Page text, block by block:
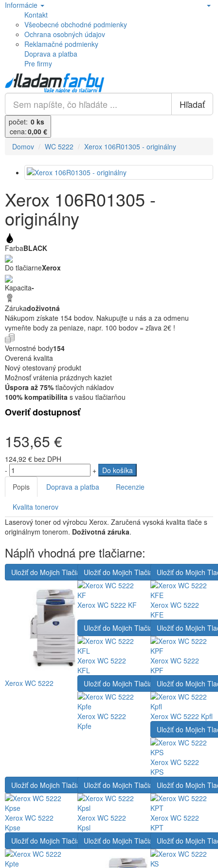
Informácie
Kontakt
Všeobecné obchodné podmienky
Ochrana osobných údajov
Reklamačné podmienky
Doprava a platba
Pre firmy
Hľadať
počet: 0 ks
cena:0,00 €
Domov
WC 5222 Xerox 106R01305 - originálny
Xerox 106R01305 -
originálny
FarbaBLACK
Do tlačiarneXerox
Kapacita-
Zárukadoživotná
Nákupom získate 154 bodov. Nakupujte u nás a za odmenu
vymeňte body za peniaze, napr. 100 bodov = zľava 2€ !
Vernostné body154
Overená kvalita
Nový otestovaný produkt
Možnosť vrátenia prázdnych kaziet
Úspora až 75% tlačových nákladov
100% kompatibilita s vašou tlačiarňou
Overiť dostupnosť
153,65 €
124,92 € bez DPH
-
+
Do košíka
Popis
Doprava a platba Recenzie
Kvalita tonerov
Laserový toner od výrobcu Xerox. Zaručená vysoká kvalita tlače s
originálnym tonerom. Doživotná záruka.
Náplň vhodná pre tlačiarne:
Uložiť do Mojich Tlačiarní
Xerox WC 5222
Uložiť do Mojich Tlačiarní
Xerox WC 5222 KF
Uložiť do Mojich
Xerox WC 5222
KFE
Uložiť do Mojich Tlačiarní
Xerox WC 5222
KFL
Uložiť do Mojich
Xerox WC 5222
KPF
Uložiť do Mojich Tlačiarní
Xerox WC 5222
Kpfe
Uložiť do Mojich
Xerox WC 5222 Kpfl
Uložiť do Mojich
Xerox WC 5222
KPS
Uložiť do Mojich Tlačiarní
Xerox WC 5222
Kpse
Uložiť do Mojich Tlačiarní
Xerox WC 5222
Kpsl
Uložiť do Mojich
Xerox WC 5222
KPT
Uložiť do Mojich TlačiarníUložiť do Mojich TlačiarníUložiť do Mojich